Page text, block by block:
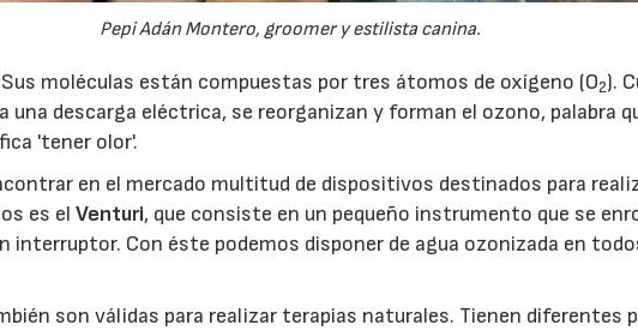
Pepi Adán Montero, groomer y estilista canina.
Sus moléculas están compuestas por tres átomos de oxígeno (O2).
descarga eléctrica, se reorganizan y forman el ozono, palabra
'tener olor'.
en el mercado multitud de dispositivos destinados para
es elVenturi, que consiste en un pequeño instrumento que se
interruptor. Con éste podemos disponer de agua ozonizada en
son válidas para realizar terapias naturales. Tienen diferentes